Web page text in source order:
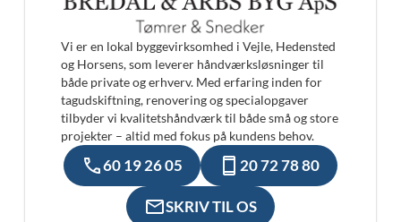
Vi er en lokal byggevirksomhed i Vejle, Hedensted
og Horsens, som leverer håndværksløsninger til
både private og erhverv. Med erfaring inden for
tagudskiftning, renovering og specialopgaver
tilbyder vi kvalitetshåndværk til både små og store
projekter – altid med fokus på kundens behov.
60 19 26 05 20 72 78 80
SKRIV TIL OS